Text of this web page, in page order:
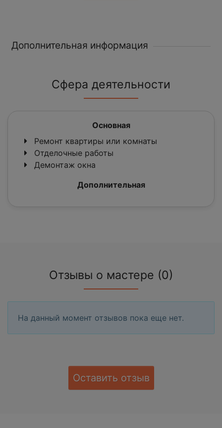
Дополнительная информация
Сфера деятельности
Основная
Ремонт квартиры или комнаты
Отделочные работы
Демонтаж окна
Дополнительная
Отзывы о мастере (0)
На данный момент отзывов пока еще нет.
Оставить отзыв